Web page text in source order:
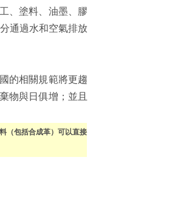
、塗料、油墨、膠
通過水和空氣排放
的相關規範將更趨
物與日俱增；並且
（包括合成革）可以直接